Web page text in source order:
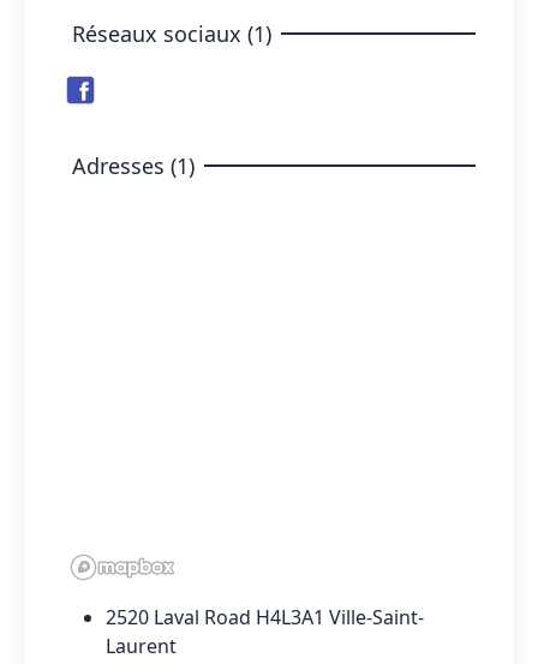
Réseaux sociaux (1)
Adresses (1)
2520 Laval Road H4L3A1 Ville-Saint-
Laurent